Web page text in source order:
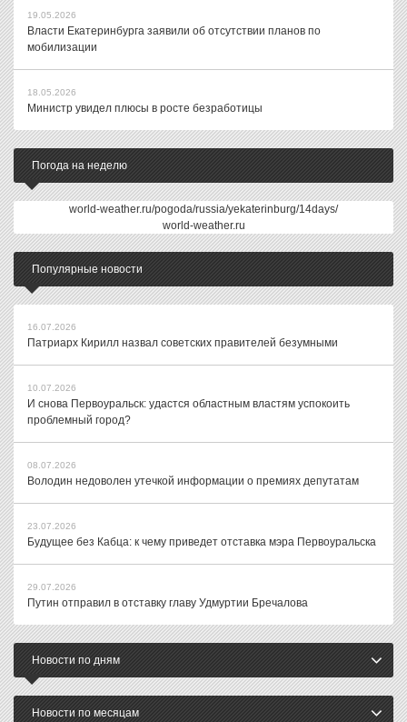
19.05.2026
Власти Екатеринбурга заявили об отсутствии планов по
мобилизации
18.05.2026
Министр увидел плюсы в росте безработицы
Погода на неделю
world-weather.ru/pogoda/russia/yekaterinburg/14days/
world-weather.ru
Популярные новости
16.07.2026
Патриарх Кирилл назвал советских правителей безумными
10.07.2026
И снова Первоуральск: удастся областным властям успокоить
проблемный город?
08.07.2026
Володин недоволен утечкой информации о премиях депутатам
23.07.2026
Будущее без Кабца: к чему приведет отставка мэра Первоуральска
29.07.2026
Путин отправил в отставку главу Удмуртии Бречалова
Новости по дням
Новости по месяцам